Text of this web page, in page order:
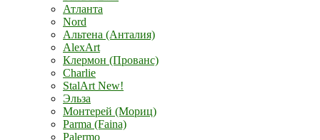
Атланта
Nord
Альтена (Анталия)
AlexArt
Клермон (Прованс)
Charlie
StalArt New!
Эльза
Монтерей (Мориц)
Parma (Faina)
Palermo